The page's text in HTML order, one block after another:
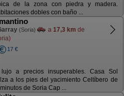
de la zona con piedra y madera.
dobles con baño ...
(Soria) a 17,3 km de
17 €
a precios insuperables. Casa Sol
a los pies del yacimiento Celtíbero de
de Soria Cap ...